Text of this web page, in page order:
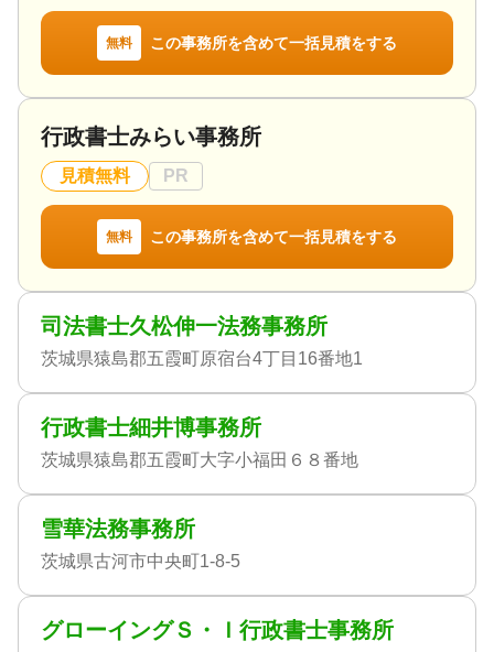
無料 この事務所を含めて一括見積をする
行政書士みらい事務所
見積無料 PR
無料 この事務所を含めて一括見積をする
司法書士久松伸一法務事務所
茨城県猿島郡五霞町原宿台4丁目16番地1
行政書士細井博事務所
茨城県猿島郡五霞町大字小福田６８番地
雪華法務事務所
茨城県古河市中央町1-8-5
グローイングＳ・Ｉ行政書士事務所